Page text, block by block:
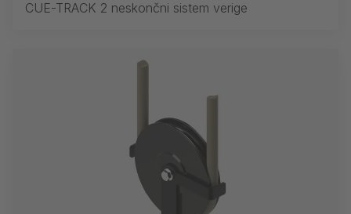
CUE-TRACK 2 neskončni sistem verige